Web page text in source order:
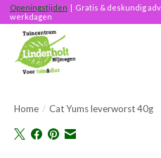
Openingstijden | Gratis & deskundig
werkdagen
Home / Cat Yums leverworst 40g